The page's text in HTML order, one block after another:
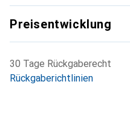
Preisentwicklung
30 Tage Rückgaberecht
Rückgaberichtlinien